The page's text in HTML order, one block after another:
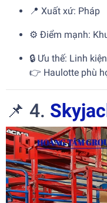
📍 Xuất xứ: Pháp
⚙️ Điểm mạnh:
🔒 Ưu thế: Linh
👉 Haulotte phù
📌 4.